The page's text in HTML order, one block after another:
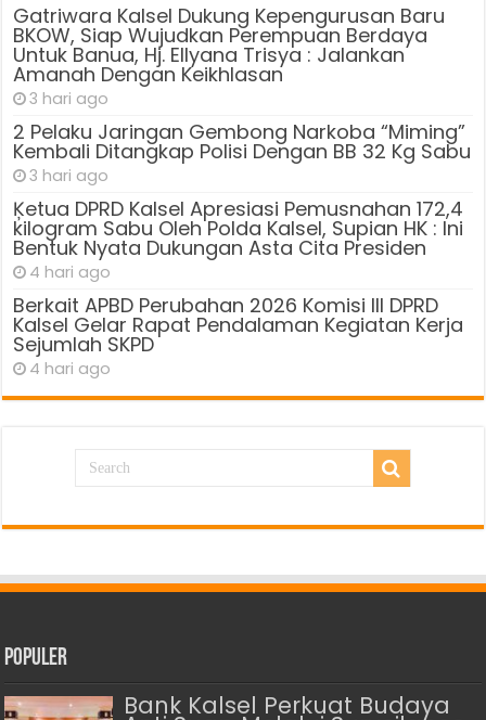
Gatriwara Kalsel Dukung Kepengurusan Baru
BKOW, Siap Wujudkan Perempuan Berdaya
Untuk Banua, Hj. Ellyana Trisya : Jalankan
Amanah Dengan Keikhlasan
3 hari ago
2 Pelaku Jaringan Gembong Narkoba “Miming”
Kembali Ditangkap Polisi Dengan BB 32 Kg Sabu
3 hari ago
Ķetua DPRD Kalsel Apresiasi Pemusnahan 172,4
kilogram Sabu Oleh Polda Kalsel, Supian HK : Ini
Bentuk Nyata Dukungan Asta Cita Presiden
4 hari ago
Berkait APBD Perubahan 2026 Komisi III DPRD
Kalsel Gelar Rapat Pendalaman Kegiatan Kerja
Sejumlah SKPD
4 hari ago
Populer
Bank Kalsel Perkuat Budaya